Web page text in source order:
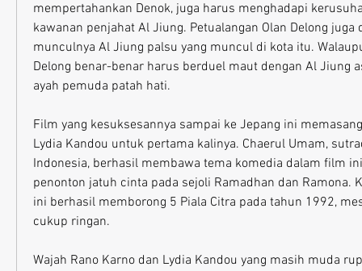
mempertahankan Denok, juga harus menghadapi
kawanan penjahat Al Jiung. Petualangan Olan Delong juga
munculnya Al Jiung palsu yang muncul di kota itu.
Delong benar-benar harus berduel maut dengan Al Jiung
ayah pemuda patah hati.
Film yang kesuksesannya sampai ke Jepang ini
Lydia Kandou untuk pertama kalinya. Chaerul Umam,
Indonesia, berhasil membawa tema komedia dalam film
penonton jatuh cinta pada sejoli Ramadhan dan Ramona.
ini berhasil memborong 5 Piala Citra pada tahun 1992,
cukup ringan.
Wajah Rano Karno dan Lydia Kandou yang masih muda